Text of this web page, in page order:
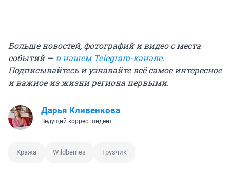
Больше новостей, фотографий и видео с места
событий —в нашем Telegram-канале.
Подписывайтесь и узнавайте всё самое интересное
и важное из жизни региона первыми.
Дарья Кливенкова
Ведущий корреспондент
Кража Wildberries Грузчик